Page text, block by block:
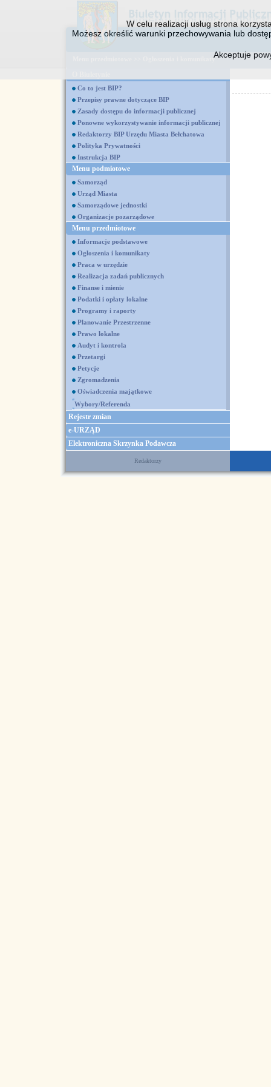
W celu realizacji usług strona
Możesz określić warunki przechowywania lub
Akceptuje
Ogłoszenia i komunikaty
Co to jest BIP?
Przepisy prawne dotyczące BIP
Zasady dostępu do informacji publicznej
Ponowne wykorzystywanie informacji publicznej
Redaktorzy BIP Urzędu Miasta Bełchatowa
Polityka Prywatności
Instrukcja BIP
Menu podmiotowe
Samorząd
Urząd Miasta
Samorządowe jednostki
Organizacje pozarządowe
Menu przedmiotowe
Informacje podstawowe
Ogłoszenia i komunikaty
Praca w urzędzie
Realizacja zadań publicznych
Finanse i mienie
Podatki i opłaty lokalne
Programy i raporty
Planowanie Przestrzenne
Prawo lokalne
Audyt i kontrola
Przetargi
Petycje
Zgromadzenia
Oświadczenia majątkowe
Wybory/Referenda
Rejestr zmian
e-URZĄD
Elektroniczna Skrzynka Podawcza
Redaktorzy